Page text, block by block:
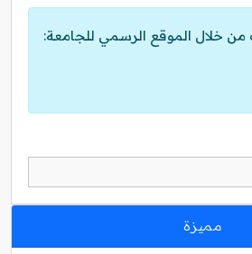
من خلال الموقع الرسمي للجامعة:
مميزة